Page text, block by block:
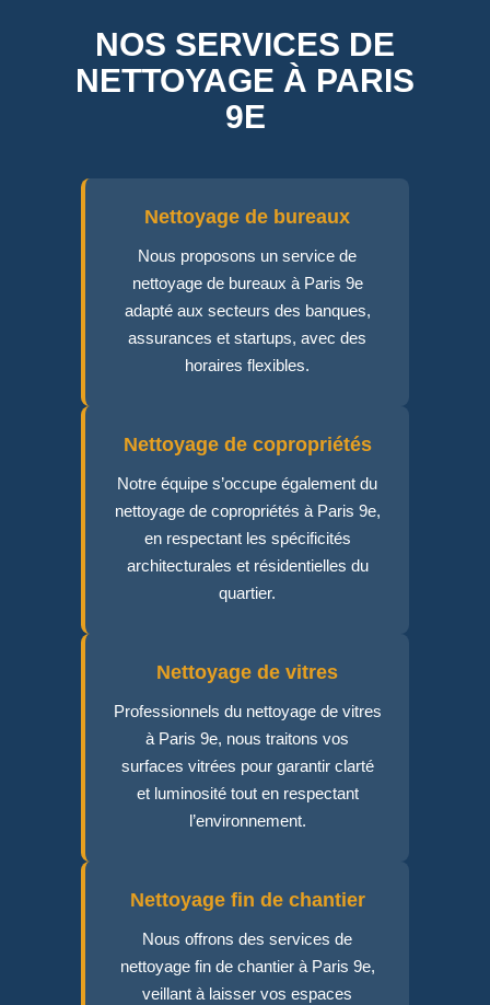
NOS SERVICES DE
NETTOYAGE À PARIS
9E
Nettoyage de bureaux
Nous proposons un service de
nettoyage de bureaux à Paris 9e
adapté aux secteurs des banques,
assurances et startups, avec des
horaires flexibles.
Nettoyage de copropriétés
Notre équipe s’occupe également du
nettoyage de copropriétés à Paris 9e,
en respectant les spécificités
architecturales et résidentielles du
quartier.
Nettoyage de vitres
Professionnels du nettoyage de vitres
à Paris 9e, nous traitons vos
surfaces vitrées pour garantir clarté
et luminosité tout en respectant
l’environnement.
Nettoyage fin de chantier
Nous offrons des services de
nettoyage fin de chantier à Paris 9e,
veillant à laisser vos espaces